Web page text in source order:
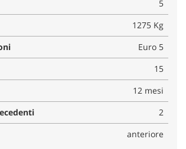
5
1275 Kg
Euro 5
15
12 mesi
2
anteriore